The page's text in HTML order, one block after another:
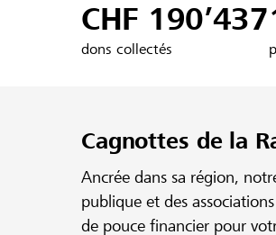
CHF 190’437
dons collectés
Cagnottes de la
Ancrée dans sa région,
publique et des
de pouce financier pour